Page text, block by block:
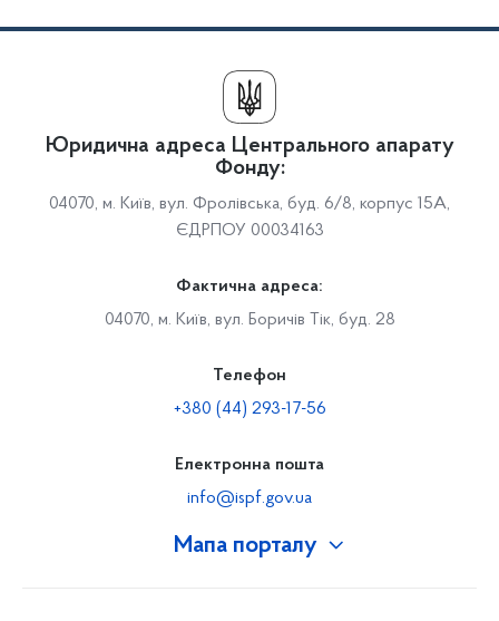
Мапа порталу
Юридична адреса Центрального апарату
Фонду:
04070, м. Київ, вул. Фролівська, буд. 6/8, корпус 15А,
ЄДРПОУ 00034163
Фактична адреса:
04070, м. Київ, вул. Боричів Тік, буд. 28
Телефон
+380 (44) 293-17-56
Електронна пошта
info@ispf.gov.ua